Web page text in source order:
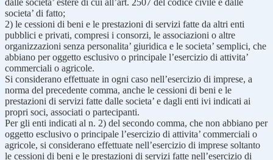
societa’ di fatto;
2) le cessioni di beni e le prestazioni di servizi fatte da altri enti
pubblici e privati, compresi i consorzi, le associazioni o altre
organizzazioni senza personalita’ giuridica e le societa’ semplici, che
abbiano per oggetto esclusivo o principale l’esercizio di attivita’
commerciali o agricole.
Si considerano effettuate in ogni caso nell’esercizio di imprese, a
norma del precedente comma, anche le cessioni di beni e le
prestazioni di servizi fatte dalle societa’ e dagli enti ivi indicati ai
propri soci, associati o partecipanti.
Per gli enti indicati al n. 2) del secondo comma, che non abbiano per
oggetto esclusivo o principale l’esercizio di attivita’ commerciali o
agricole, si considerano effettuate nell’esercizio di imprese soltanto
le cessioni di beni e le prestazioni di servizi fatte nell’esercizio di